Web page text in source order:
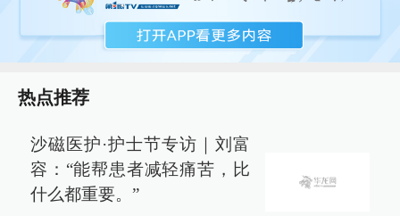
热点推荐
沙磁医护·护士节专访｜刘富
容：“能帮患者减轻痛苦，比
什么都重要。”